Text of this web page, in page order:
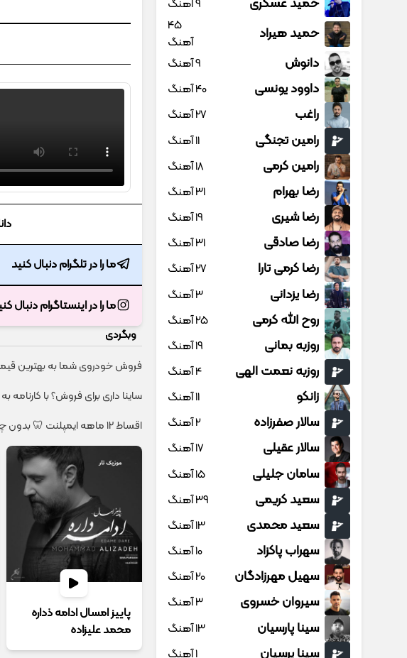
ما را در تلگرام دنبال کنید
ما را در اینستاگرام دنبال
وبگردی
فروش خودروی شما به بهترین
ساینا داری برای فروش؟ با
اقساط ۱۲ ماهه ایمپلنت 🦷 بدون چک و ضامن؛ همین امروز اقدام کن ✅
پاییز امسال ادامه ذداره
محمد علیزاده
حمید عسکری 9 آهنگ
حمید هیراد
45
آهنگ
دانوش 9 آهنگ
داوود یونسی 40 آهنگ
راغب 27 آهنگ
رامین تجنگی 11 آهنگ
رامین کرمی 18 آهنگ
رضا بهرام 31 آهنگ
رضا شیری 19 آهنگ
رضا صادقی 31 آهنگ
رضا کرمی تارا 27 آهنگ
رضا یزدانی 3 آهنگ
روح الله کرمی 25 آهنگ
روزبه بمانی 19 آهنگ
روزبه نعمت الهی 4 آهنگ
زانکو 11 آهنگ
سالار صفرزاده 2 آهنگ
سالار عقیلی 17 آهنگ
سامان جلیلی 15 آهنگ
سعید کریمی 39 آهنگ
سعید محمدی 13 آهنگ
سهراب پاکزاد 10 آهنگ
سهیل مهرزادگان 20 آهنگ
سیروان خسروی 3 آهنگ
سینا پارسیان 13 آهنگ
سینا پرسیان 1 آهنگ